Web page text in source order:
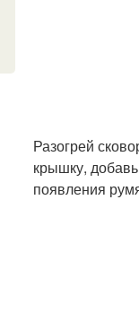
Разогрей
крышку,
появления